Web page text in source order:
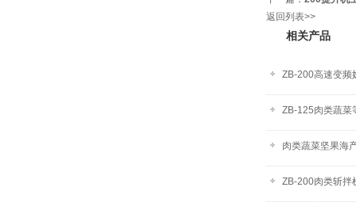
返回列表>>
相关产品
ZB-200高速变频
ZB-125肉类蔬菜
肉类蔬菜坚果海
ZB-200肉类斩拌